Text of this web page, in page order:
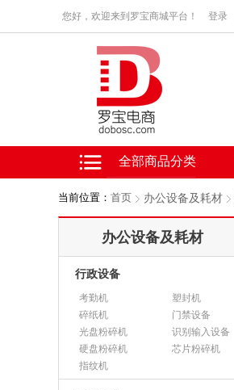
您好，欢迎来到罗宝商城平台！ 登录
全部商品分类
当前位置： 首页 办公设备及耗材
办公设备及耗材
行政设备
考勤机
塑封机
碎纸机
门禁设备
光盘粉碎机
识别输入设备
硬盘粉碎机
芯片粉碎机
指纹机